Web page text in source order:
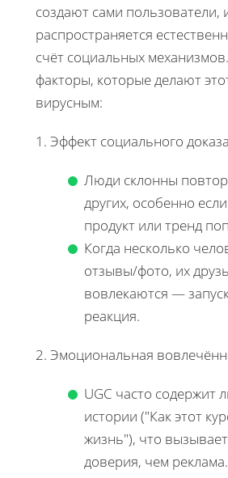
создают сами пользователи,
распространяется
счёт социальных
факторы, которые делают
вирусным:
1. Эффект социального
Люди склонны
других, особенно
продукт или тренд
Когда несколько
отзывы/фото, их
вовлекаются —
реакция.
2. Эмоциональная
UGC часто содержит
истории ("Как этот
жизнь"), что
доверия, чем реклама.